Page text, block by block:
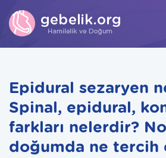
Epidural sezaryen
Spinal, epidural,
farkları nelerdir?
doğumda ne tercih